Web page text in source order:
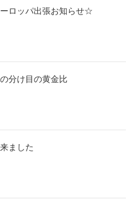
ロッパ出張お知らせ☆
分け目の黄金比
ました